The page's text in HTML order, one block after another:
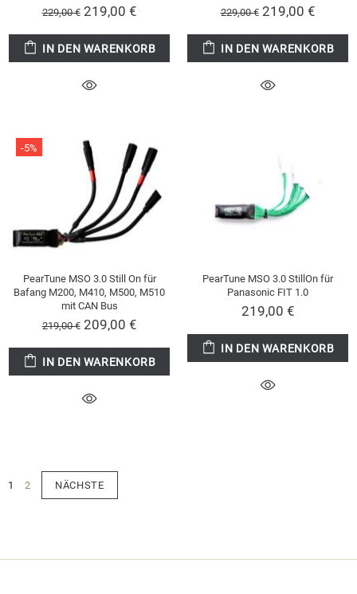
229,00 € 219,00 €
IN DEN WARENKORB
229,00 € 219,00 €
IN DEN WARENKORB
-5%
PearTune MSO 3.0 Still On für
Bafang M200, M410, M500, M510
mit CAN Bus
219,00 € 209,00 €
IN DEN WARENKORB
PearTune MSO 3.0 StillOn für
Panasonic FIT 1.0
219,00 €
IN DEN WARENKORB
1 2 NÄCHSTE